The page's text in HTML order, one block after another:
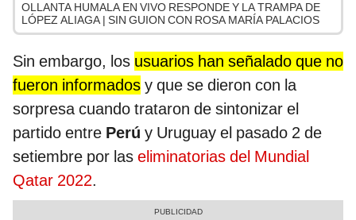
OLLANTA HUMALA EN VIVO RESPONDE Y LA TRAMPA DE
LÓPEZ ALIAGA | SIN GUION CON ROSA MARÍA PALACIOS
Sin embargo, los usuarios han señalado que no
fueron informados y que se dieron con la
sorpresa cuando trataron de sintonizar el
partido entre Perú y Uruguay el pasado 2 de
setiembre por las eliminatorias del Mundial
Qatar 2022.